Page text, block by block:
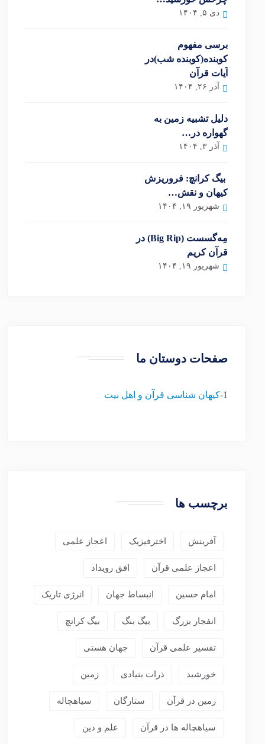
دی ۵, ۱۴۰۴
برسی مفهوم
کوبنده(کوبنده شب)در
آیات قرآن
آذر ۲۶, ۱۴۰۴
دلیل تشبیه زمین به
گهواره در…
آذر ۳, ۱۴۰۴
بیگ کرانچ: فروریزش
کیهان و نقش…
شهریور ۱۹, ۱۴۰۴
مِه‌گسست (Big Rip) در
قرآن کریم
شهریور ۱۹, ۱۴۰۴
صفحات دوستان ما
1- کیهان شناسی قرآن و اهل بیت
برچسب ها
آفرینش اخترفیزیک اعجاز علمی
اعجاز علمی قرآن افق رویداد
امام حسین انبساط جهان انرژی تاریک
انفجار بزرگ بیگ بنگ بیگ کرانچ
تفسیر علمی قرآن جهان هستی
خورشید ذرات بنیادی زمین
زمین در قرآن ستارگان سیاهچاله
سیاهچاله ها در قرآن علم و دین